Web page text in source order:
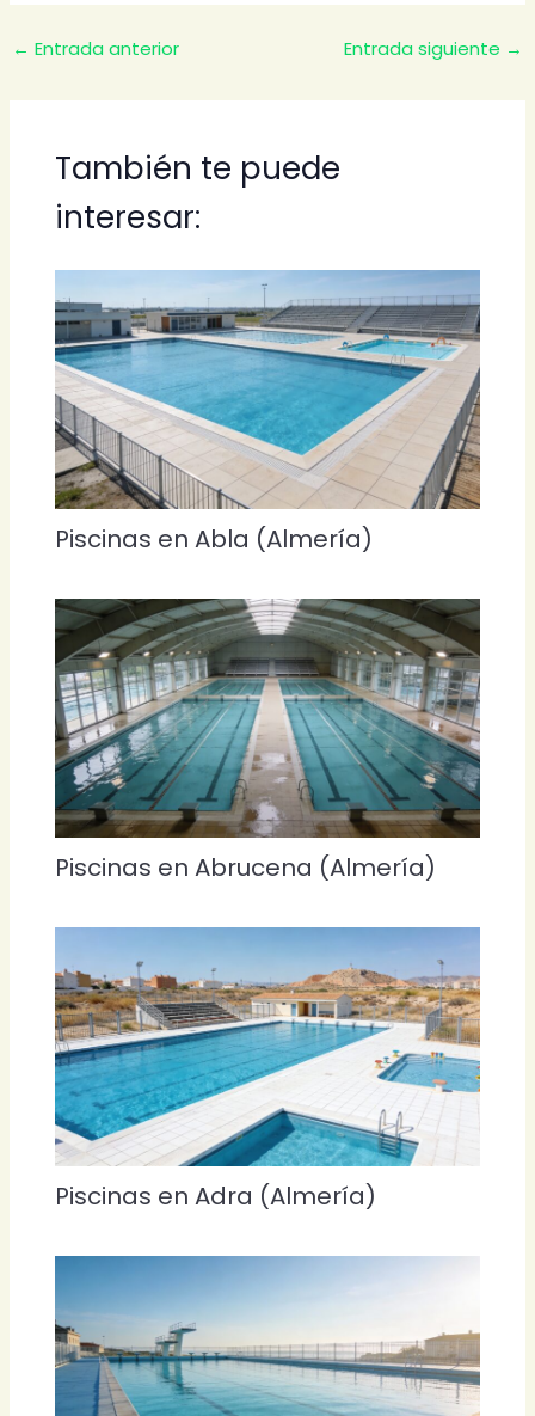
← Entrada anterior Entrada siguiente →
También te puede
interesar:
Piscinas en Abla (Almería)
Piscinas en Abrucena (Almería)
Piscinas en Adra (Almería)